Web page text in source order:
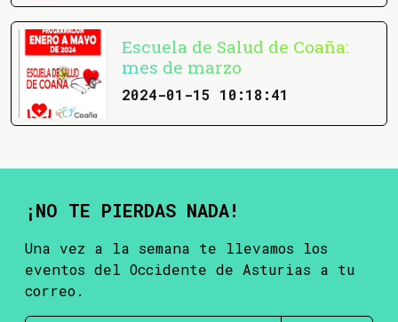
Escuela de Salud de Coaña:
mes de marzo
2024-01-15 10:18:41
¡NO TE PIERDAS NADA!
Una vez a la semana te llevamos los
eventos del Occidente de Asturias a tu
correo.